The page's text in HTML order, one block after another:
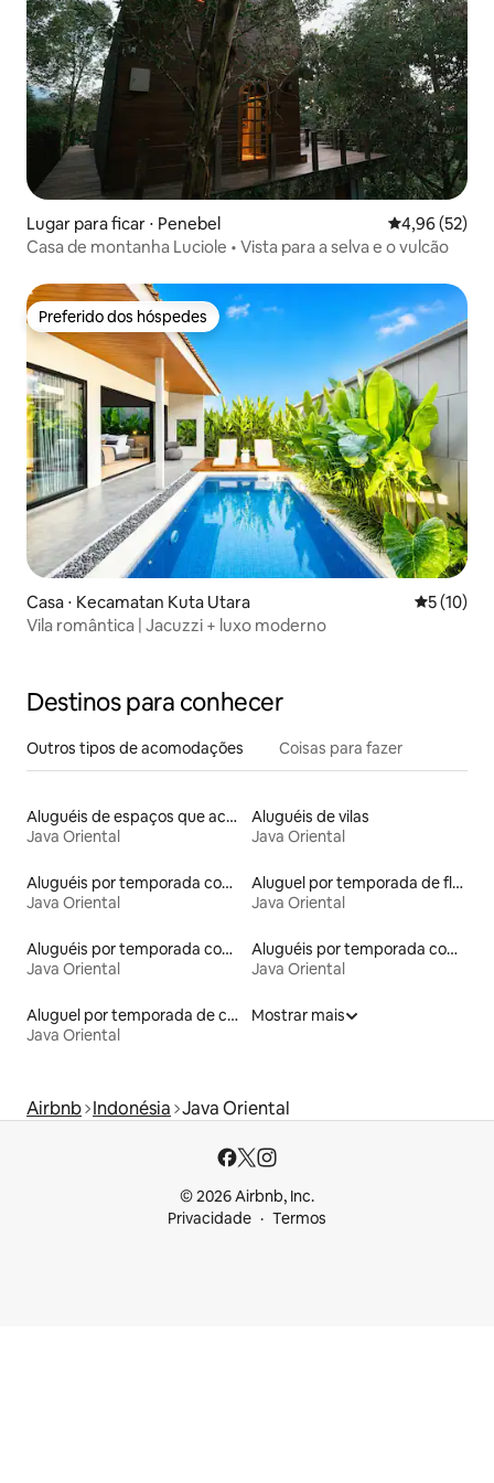
Lugar para ficar ⋅ Penebel 4,96 de uma
4,96 (52)
Casa de montanha Luciole • Vista para a selva e o vulcão
Preferido dos hóspedes
Preferido dos hóspedes
Casa ⋅ Kecamatan Kuta Utara 5 de uma
5 (10)
Vila romântica | Jacuzzi + luxo moderno
Destinos para conhecer
Outros tipos de acomodações Coisas para fazer
Aluguéis de espaços que aceitam animais de estimação
Java Oriental
Aluguéis de vilas
Java Oriental
Aluguéis por temporada com banheira
Java Oriental
Aluguel por temporada de flats
Java Oriental
Aluguéis por temporada com café da manhã
Java Oriental
Aluguéis por temporada com acesso ao lago
Java Oriental
Aluguel por temporada de contêineres
Java Oriental
Mostrar mais
Airbnb Indonésia Java Oriental
© 2026 Airbnb, Inc.
Privacidade
Termos